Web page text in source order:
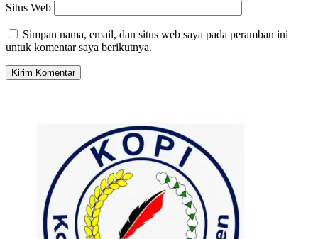
Situs Web
Simpan nama, email, dan situs web saya pada peramban ini
untuk komentar saya berikutnya.